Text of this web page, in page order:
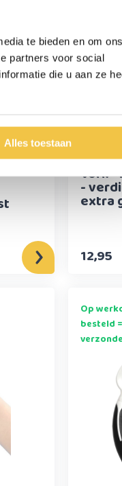
te bieden en om ons
partners voor social
die u aan ze
Alles toestaan
Niet op
Vork
-
extra
12,95
Op
besteld